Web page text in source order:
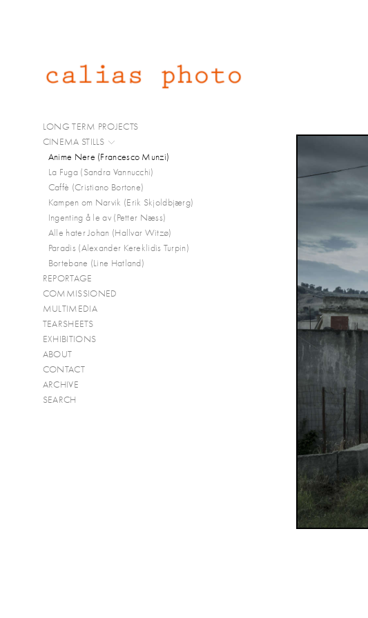
LONG TERM PROJECTS
CINEMA STILLS
Anime Nere (Francesco Munzi)
La Fuga (Sandra Vannucchi)
Caffè (Cristiano Bortone)
Kampen om Narvik (Erik Skjoldbjærg)
Ingenting å le av (Petter Næss)
Alle hater Johan (Hallvar Witzø)
Paradis (Alexander Kereklidis Turpin)
Bortebane (Line Hatland)
REPORTAGE
COMMISSIONED
MULTIMEDIA
TEARSHEETS
EXHIBITIONS
ABOUT
CONTACT
ARCHIVE
SEARCH